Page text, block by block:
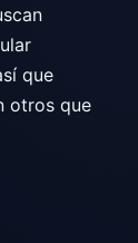
que
otros que